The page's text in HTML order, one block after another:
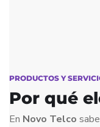
PRODUCTOS Y
Por qué
En Novo Telco